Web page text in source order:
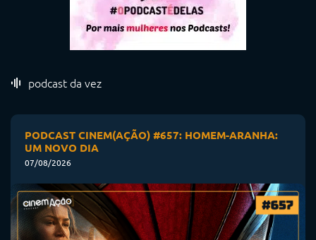
podcast da vez
PODCAST CINEM(AÇÃO) #657: HOMEM-ARANHA:
UM NOVO DIA
07/08/2026